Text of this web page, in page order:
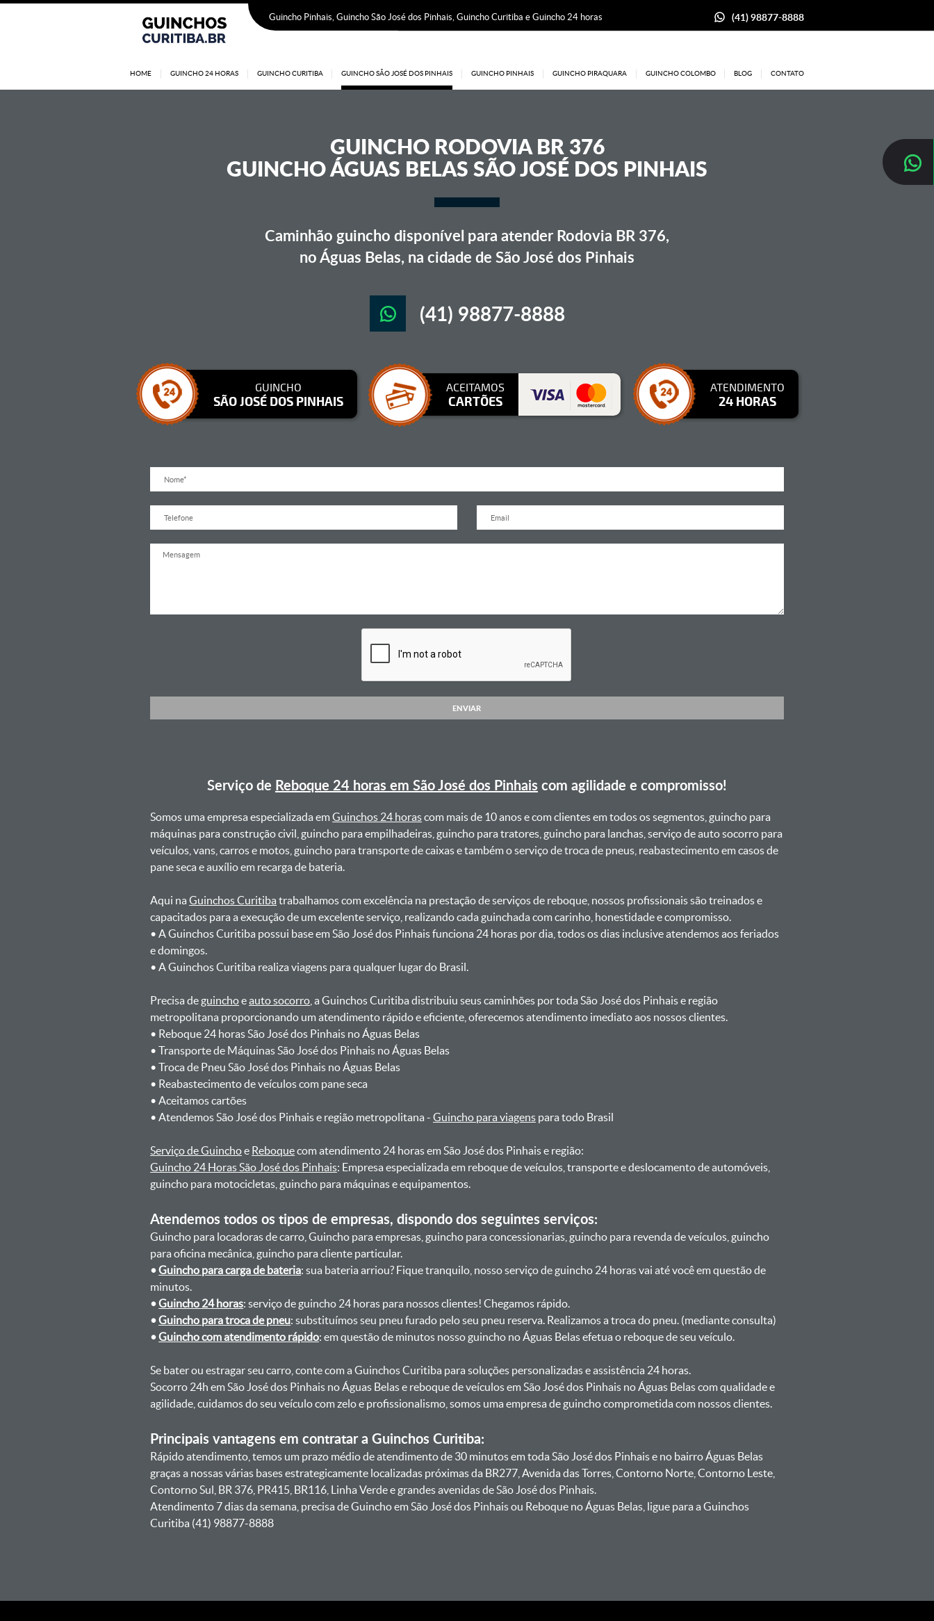
Guincho Pinhais, Guincho São José dos Pinhais, Guincho Curitiba e Guincho 24 horas (41) 98877-8888
HOME GUINCHO 24 HORAS GUINCHO CURITIBA GUINCHO SÃO JOSÉ DOS PINHAIS GUINCHO PINHAIS GUINCHO PIRAQUARA GUINCHO COLOMBO BLOG CONTATO
GUINCHO RODOVIA BR 376
GUINCHO ÁGUAS BELAS SÃO JOSÉ DOS PINHAIS
Caminhão guincho disponível para atender Rodovia BR 376,
no Águas Belas, na cidade de São José dos Pinhais
(41) 98877-8888
GUINCHO
SÃO JOSÉ DOS PINHAIS
ACEITAMOS
CARTÕES
ATENDIMENTO
24 HORAS
ENVIAR
Serviço de Reboque 24 horas em São José dos Pinhais com agilidade e compromisso!
Somos uma empresa especializada emGuinchos 24 horascom mais de 10 anos e com clientes em todos os segmentos, guincho para
máquinas para construção civil, guincho para empilhadeiras, guincho para tratores, guincho para lanchas, serviço de auto socorro para
veículos, vans, carros e motos, guincho para transporte de caixas e também o serviço de troca de pneus, reabastecimento em casos de
pane seca e auxílio em recarga de bateria. ㅤㅤ
Aqui naGuinchos Curitiba trabalhamos com excelência na prestação de serviços de reboque, nossos profissionais são treinados e
capacitados para a execução de um excelente serviço, realizando cada guinchada com carinho, honestidade e compromisso.
ㅤㅤ• A Guinchos Curitiba possui base em São José dos Pinhais funciona 24 horas por dia, todos os dias inclusive atendemos aos feriados
e domingos.
ㅤㅤ• A Guinchos Curitiba realiza viagens para qualquer lugar do Brasil.
Precisa de guinchoeauto socorro , a Guinchos Curitiba distribuiu seus caminhões por toda São José dos Pinhais e região
metropolitana proporcionando um atendimento rápido e eficiente, oferecemos atendimento imediato aos nossos clientes.
ㅤㅤ• Reboque 24 horas São José dos Pinhais no Águas Belas
ㅤㅤ• Transporte de Máquinas São José dos Pinhais no Águas Belas
ㅤㅤ• Troca de Pneu São José dos Pinhais no Águas Belas
ㅤㅤ• Reabastecimento de veículos com pane seca
ㅤㅤ• Aceitamos cartões
ㅤㅤ• Atendemos São José dos Pinhais e região metropolitana -Guincho para viagens para todo Brasil
Serviço de Guinchoe Reboquecom atendimento 24 horas em São José dos Pinhais e região:
Guincho 24 Horas São José dos Pinhais: Empresa especializada em reboque de veículos, transporte e deslocamento de automóveis,
guincho para motocicletas, guincho para máquinas e equipamentos.
Atendemos todos os tipos de empresas, dispondo dos seguintes serviços:
Guincho para locadoras de carro, Guincho para empresas, guincho para concessionarias, guincho para revenda de veículos, guincho
para oficina mecânica, guincho para cliente particular.
•Guincho para carga de bateria: sua bateria arriou? Fique tranquilo, nosso serviço de guincho 24 horas vai até você em questão de
minutos.
•Guincho 24 horas: serviço de guincho 24 horas para nossos clientes! Chegamos rápido.
•Guincho para troca de pneu: substituímos seu pneu furado pelo seu pneu reserva. Realizamos a troca do pneu. (mediante consulta)
•Guincho com atendimento rápido: em questão de minutos nosso guincho no Águas Belas efetua o reboque de seu veículo.
Se bater ou estragar seu carro, conte com a Guinchos Curitiba para soluções personalizadas e assistência 24 horas.
Socorro 24h em São José dos Pinhais no Águas Belas e reboque de veículos em São José dos Pinhais no Águas Belas com qualidade e
agilidade, cuidamos do seu veículo com zelo e profissionalismo, somos uma empresa de guincho comprometida com nossos clientes.
Principais vantagens em contratar a Guinchos Curitiba:
Rápido atendimento, temos um prazo médio de atendimento de 30 minutos em toda São José dos Pinhais e no bairro Águas Belas
graças a nossas várias bases estrategicamente localizadas próximas da BR277, Avenida das Torres, Contorno Norte, Contorno Leste,
Contorno Sul, BR 376, PR415, BR116, Linha Verde e grandes avenidas de São José dos Pinhais.
Atendimento 7 dias da semana, precisa de Guincho em São José dos Pinhais ou Reboque no Águas Belas, ligue para a Guinchos
Curitiba (41) 98877-8888